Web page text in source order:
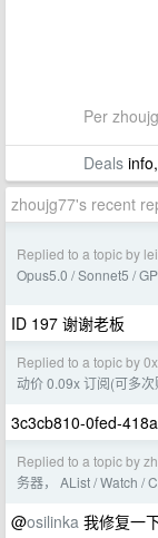
Per
Dealsinfo,
zhoujg77's recent
Replied to a topic by
Opus5.0 / Sonnet5 /
ID 197 谢谢老板
Replied to a topic by
动价 0.09x 订阅(可多
3c3cb810-0fed-
Replied to a topic by
务器， AList / Watch /
@osilinka 我修复一